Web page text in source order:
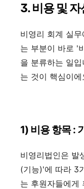
3. 비용 및
비영리 회계 실
는 부분이 바로 '
을 분류하는 일
는 것이 핵심이에
1) 비용 항목 :
비영리법인은 발
(기능)'에 따라 3
는 후원자들에게